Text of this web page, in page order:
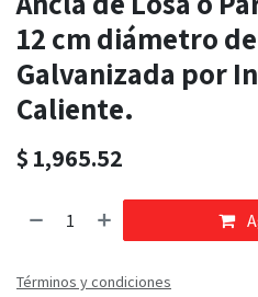
12 cm diámetro
Galvanizada por
Caliente.
$ 1,965.52
Términos y condiciones